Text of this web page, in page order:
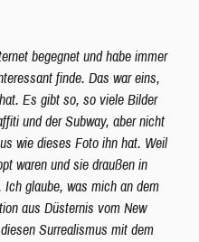
begegnet und habe immer
finde. Das war eins,
Es gibt so, so viele Bilder
und der Subway, aber nicht
wie dieses Foto ihn hat. Weil
waren und sie draußen in
glaube, was mich an dem
aus Düsternis vom New
Surrealismus mit dem